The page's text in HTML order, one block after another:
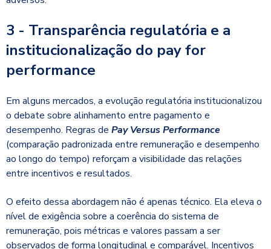
3 - Transparência regulatória e a
institucionalização do pay for
performance
Em alguns mercados, a evolução regulatória institucionalizou
o debate sobre alinhamento entre pagamento e
desempenho. Regras de Pay Versus Performance
(comparação padronizada entre remuneração e desempenho
ao longo do tempo) reforçam a visibilidade das relações
entre incentivos e resultados.
O efeito dessa abordagem não é apenas técnico. Ela eleva o
nível de exigência sobre a coerência do sistema de
remuneração, pois métricas e valores passam a ser
observados de forma longitudinal e comparável. Incentivos